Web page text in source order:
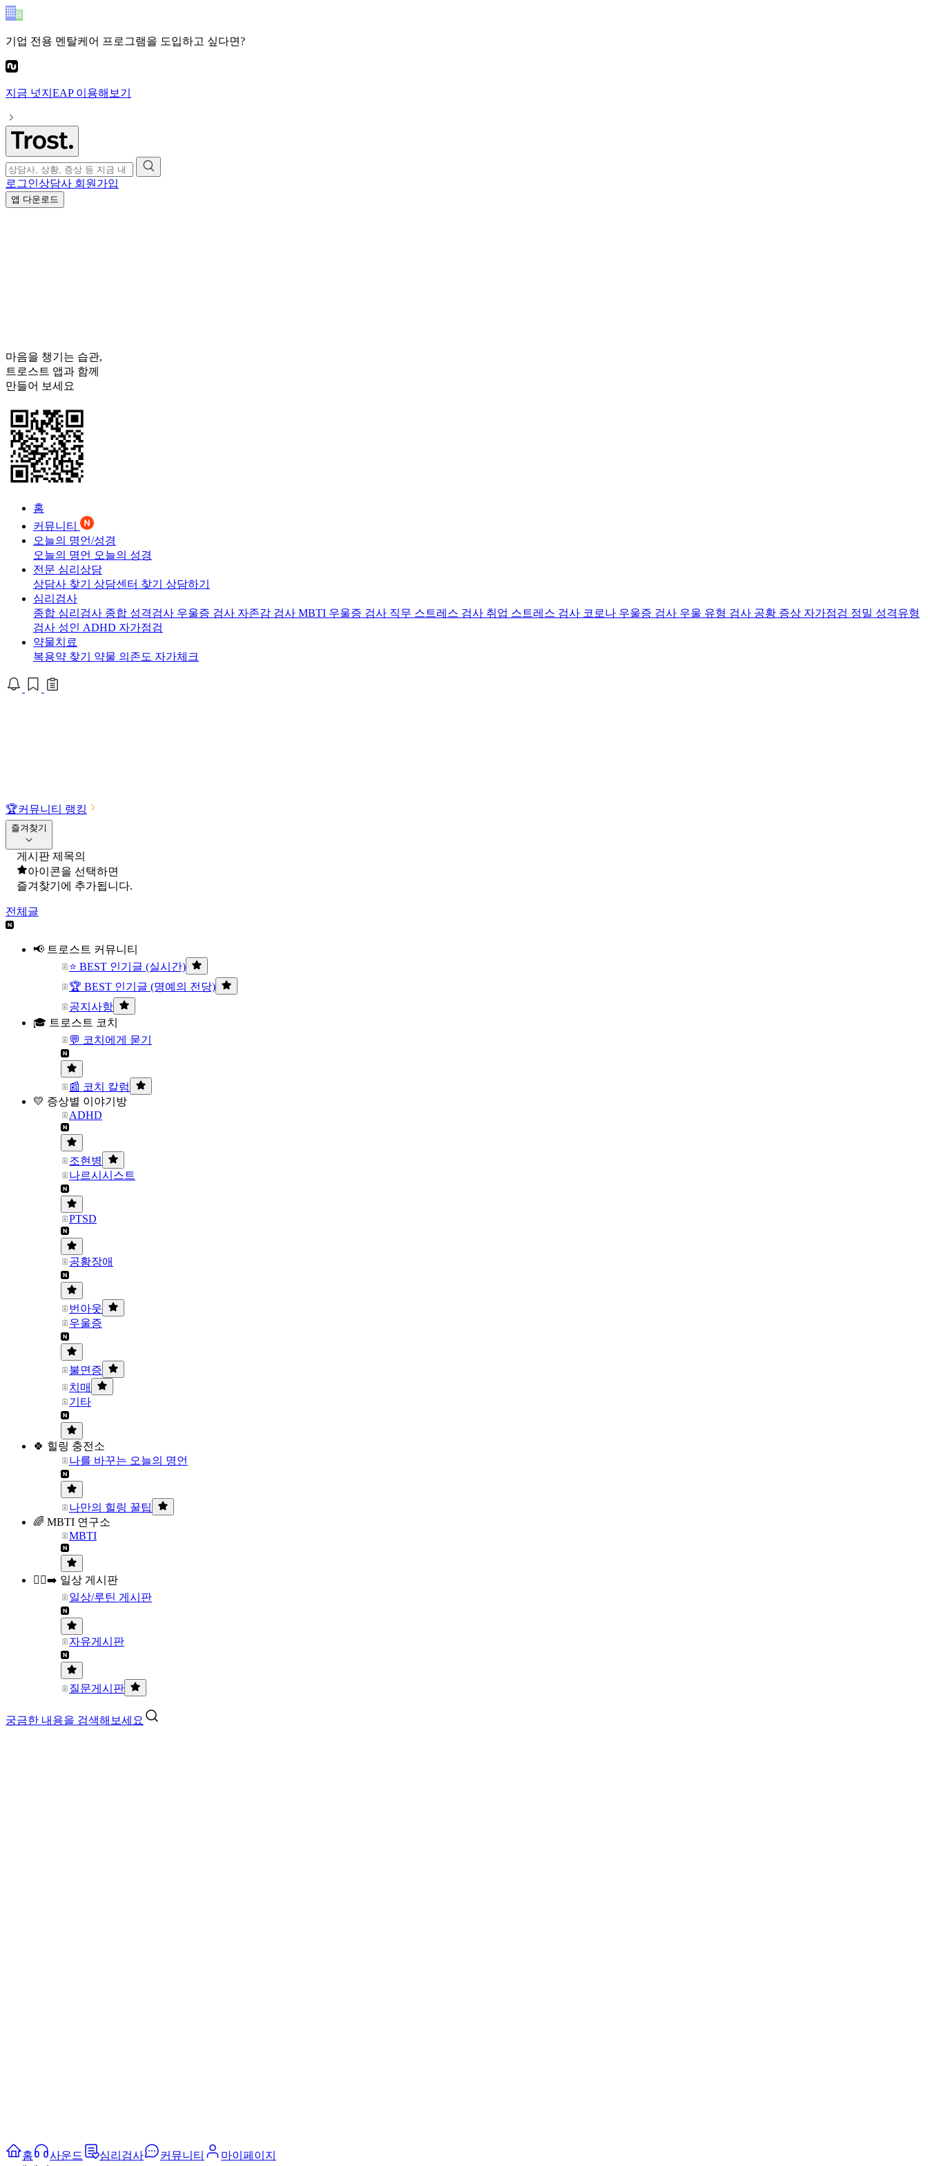
기업 전용 멘탈케어 프로그램을 도입하고 싶다면?
지금 넛지EAP이용해보기
로그인상담사 회원가입
앱 다운로드
마음을 챙기는 습관,
트로스트 앱과 함께
만들어 보세요
홈
커뮤니티
오늘의 명언/성경
오늘의 명언 오늘의 성경
전문 심리상담
상담사 찾기 상담센터 찾기 상담하기
심리검사
종합 심리검사 종합 성격검사 우울증 검사 자존감 검사 MBTI 우울증 검사 직무 스트레스 검사 취업 스트레스 검사 코로나 우울증 검사 우울 유형 검사 공황 증상 자가점검 정밀 성격유형
검사 성인 ADHD 자가점검
약물치료
복용약 찾기 약물 의존도 자가체크
🏆커뮤니티 랭킹
즐겨찾기
게시판 제목의
아이콘을 선택하면
즐겨찾기에 추가됩니다.
전체글
📢 트로스트 커뮤니티
⭐ BEST 인기글 (실시간)
🏆 BEST 인기글 (명예의 전당)
공지사항
🎓 트로스트 코치
💬 코치에게 묻기
📰 코치 칼럼
💛 증상별 이야기방
ADHD
조현병
나르시시스트
PTSD
공황장애
번아웃
우울증
불면증
치매
기타
🍀 힐링 충전소
나를 바꾸는 오늘의 명언
나만의 힐링 꿀팁
🌈 MBTI 연구소
MBTI
🏃‍♀️‍➡️ 일상 게시판
일상/루틴 게시판
자유게시판
질문게시판
궁금한 내용을 검색해보세요
홈 사운드 심리검사 커뮤니티
마이페이지